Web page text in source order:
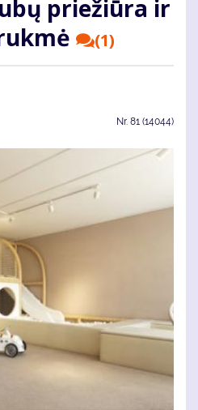
priežiūra ir
(1)
Nr. 81 (14044)